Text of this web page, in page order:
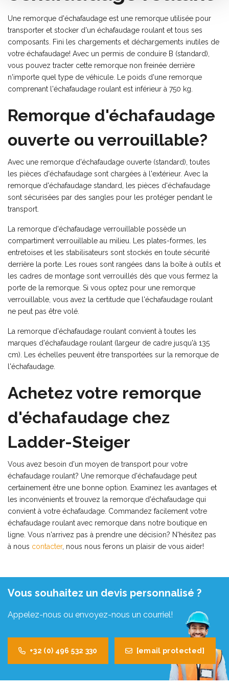
Une remorque d'échafaudage est une remorque utilisée pour
transporter et stocker d'un échafaudage roulant et tous ses
composants. Fini les chargements et déchargements inutiles de
votre échafaudage! Avec un permis de conduire B (standard),
vous pouvez tracter cette remorque non freinée derrière
n'importe quel type de véhicule. Le poids d'une remorque
comprenant l'échafaudage roulant est inférieur à 750 kg.
Remorque d'échafaudage
ouverte ou verrouillable?
Avec une remorque d'échafaudage ouverte (standard), toutes
les pièces d'échafaudage sont chargées à l'extérieur. Avec la
remorque d'échafaudage standard, les pièces d'échafaudage
sont sécurisées par des sangles pour les protéger pendant le
transport.
La remorque d'échafaudage verrouillable possède un
compartiment verrouillable au milieu. Les plates-formes, les
entretoises et les stabilisateurs sont stockés en toute sécurité
derrière la porte. Les roues sont rangées dans la boîte à outils et
les cadres de montage sont verrouillés dès que vous fermez la
porte de la remorque. Si vous optez pour une remorque
verrouillable, vous avez la certitude que l'échafaudage roulant
ne peut pas être volé.
La remorque d'échafaudage roulant convient à toutes les
marques d'échafaudage roulant (largeur de cadre jusqu'à 135
cm). Les échelles peuvent être transportées sur la remorque de
l'échafaudage.
Achetez votre remorque
d'échafaudage chez
Ladder-Steiger
Vous avez besoin d'un moyen de transport pour votre
échafaudage roulant? Une remorque d'échafaudage peut
certainement être une bonne option. Examinez les avantages et
les inconvénients et trouvez la remorque d'échafaudage qui
convient à votre échafaudage. Commandez facilement votre
échafaudage roulant avec remorque dans notre boutique en
ligne. Vous n'arrivez pas à prendre une décision? N'hésitez pas
à nous contacter, nous nous ferons un plaisir de vous aider!
Vous souhaitez un devis personnalisé ?
Appelez-nous ou envoyez-nous un courriel!
+32 (0) 496 532 330 [email protected]